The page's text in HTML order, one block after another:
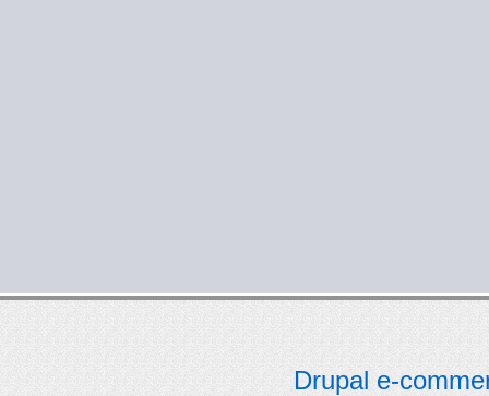
Drupal e-